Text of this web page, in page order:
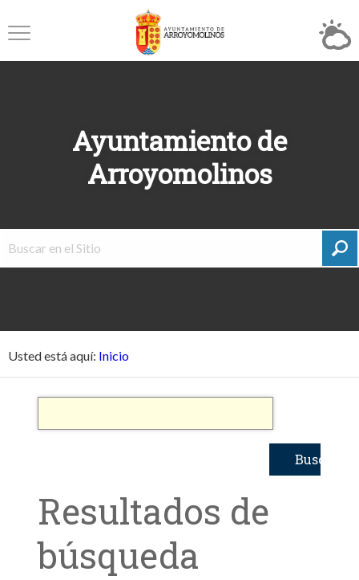
Ayuntamiento de
Arroyomolinos
Usted está aquí: Inicio
Resultados de
búsqueda